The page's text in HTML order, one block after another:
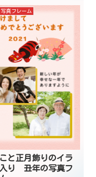
真フレーム
と正月飾りのイラ
り 丑年の写真フ